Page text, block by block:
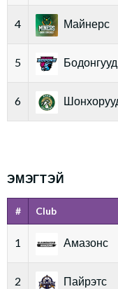
4 Майнерс
5 Бодонгууд
6
ЭМЭГТЭЙ
# Club
1 Амазонс
2 Пайрэтс